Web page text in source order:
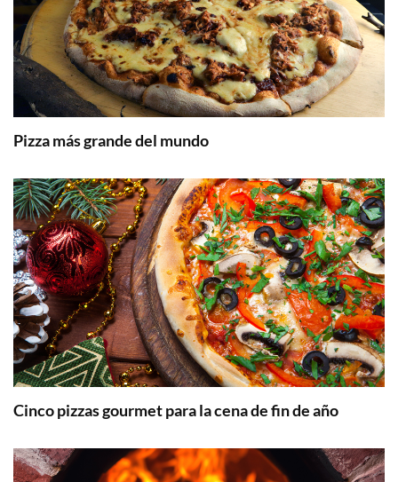
Pizza más grande del mundo
Cinco pizzas gourmet para la cena de fin de año